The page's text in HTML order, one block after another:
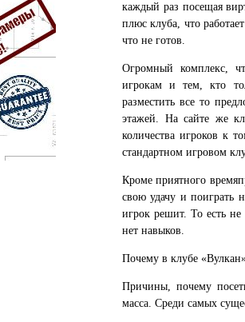
каждый раз посещая
плюс клуба, что
что не готов.
Огромный комплекс,
игрокам и тем, кто
разместить все то
этажей. На сайте же
количества игроков к
стандартном игровом
Кроме приятного
свою удачу и поиграть
игрок решит. То есть не
нет навыков.
Почему в клубе
Причины, почему
масса. Среди самых